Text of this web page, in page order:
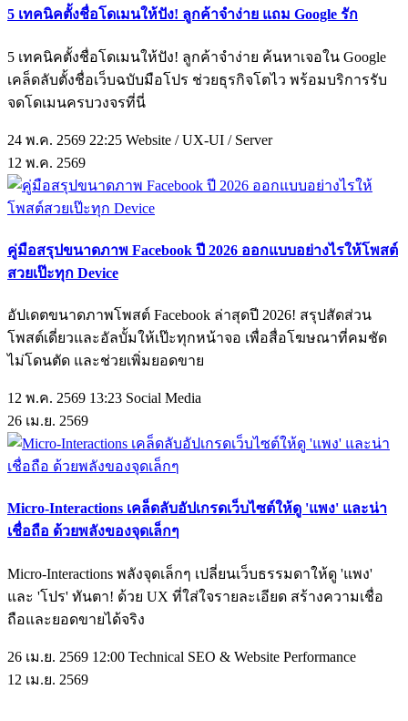
5 เทคนิคตั้งชื่อโดเมนให้ปัง! ลูกค้าจำง่าย แถม Google รัก
5 เทคนิคตั้งชื่อโดเมนให้ปัง! ลูกค้าจำง่าย ค้นหาเจอใน Google
เคล็ดลับตั้งชื่อเว็บฉบับมือโปร ช่วยธุรกิจโตไว พร้อมบริการรับ
จดโดเมนครบวงจรที่นี่
24 พ.ค. 2569 22:25 Website / UX-UI / Server
12 พ.ค. 2569
คู่มือสรุปขนาดภาพ Facebook ปี 2026 ออกแบบอย่างไรให้โพสต์
สวยเป๊ะทุก Device
อัปเดตขนาดภาพโพสต์ Facebook ล่าสุดปี 2026! สรุปสัดส่วน
โพสต์เดี่ยวและอัลบั้มให้เป๊ะทุกหน้าจอ เพื่อสื่อโฆษณาที่คมชัด
ไม่โดนตัด และช่วยเพิ่มยอดขาย
12 พ.ค. 2569 13:23 Social Media
26 เม.ย. 2569
Micro-Interactions เคล็ดลับอัปเกรดเว็บไซต์ให้ดู 'แพง' และน่า
เชื่อถือ ด้วยพลังของจุดเล็กๆ
Micro-Interactions พลังจุดเล็กๆ เปลี่ยนเว็บธรรมดาให้ดู 'แพง'
และ 'โปร' ทันตา! ด้วย UX ที่ใส่ใจรายละเอียด สร้างความเชื่อ
ถือและยอดขายได้จริง
26 เม.ย. 2569 12:00 Technical SEO & Website Performance
12 เม.ย. 2569